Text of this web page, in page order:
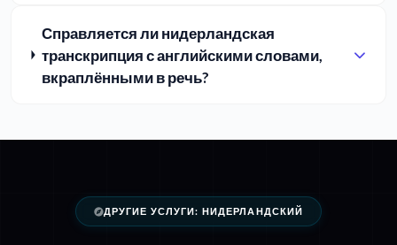
Справляется ли нидерландская
транскрипция с английскими словами,
вкраплёнными в речь?
ДРУГИЕ УСЛУГИ: НИДЕРЛАНДСКИЙ